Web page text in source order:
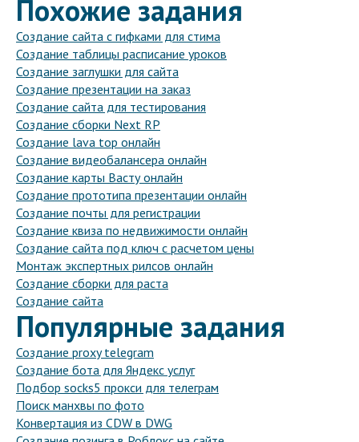
Похожие задания
Создание сайта с гифками для стима
Создание таблицы расписание уроков
Создание заглушки для сайта
Создание презентации на заказ
Создание сайта для тестирования
Создание сборки Next RP
Создание lava top онлайн
Создание видеобалансера онлайн
Создание карты Васту онлайн
Создание прототипа презентации онлайн
Создание почты для регистрации
Создание квиза по недвижимости онлайн
Создание сайта под ключ с расчетом цены
Монтаж экспертных рилсов онлайн
Создание сборки для раста
Создание сайта
Популярные задания
Создание proxy telegram
Создание бота для Яндекс услуг
Подбор socks5 прокси для телеграм
Поиск манхвы по фото
Конвертация из CDW в DWG